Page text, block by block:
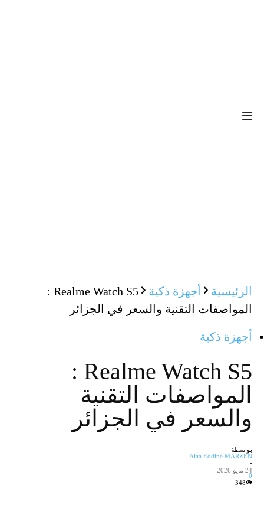
الرئيسية أجهزة ذكية
Realme Watch S5 :
المواصفات التقنية والسعر في الجزائر
أجهزة ذكية
Realme Watch S5 :
المواصفات التقنية
والسعر في الجزائر
بواسطة
Alaa Eddine MARZEN
-
24 مايو 2026
0
348